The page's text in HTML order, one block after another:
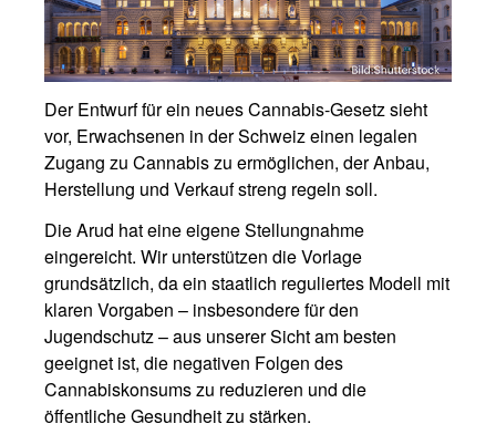
Der Entwurf für ein neues Cannabis-Gesetz sieht
vor, Erwachsenen in der Schweiz einen legalen
Zugang zu Cannabis zu ermöglichen, der Anbau,
Herstellung und Verkauf streng regeln soll.
Die Arud hat eine eigene Stellungnahme
eingereicht. Wir unterstützen die Vorlage
grundsätzlich, da ein staatlich reguliertes Modell mit
klaren Vorgaben – insbesondere für den
Jugendschutz – aus unserer Sicht am besten
geeignet ist, die negativen Folgen des
Cannabiskonsums zu reduzieren und die
öffentliche Gesundheit zu stärken.